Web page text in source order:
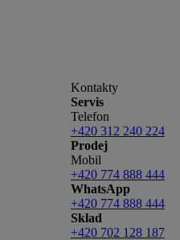
Kontakty
Servis
Telefon
+420 312 240 224
Prodej
Mobil
+420 774 888 444
WhatsApp
+420 774 888 444
Sklad
+420 702 128 187